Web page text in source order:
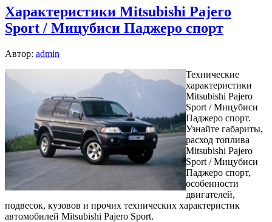
Характеристики Mitsubishi Pajero
Sport / Мицубиси Паджеро спорт
Автор: admin
Технические
характеристики
Mitsubishi Pajero
Sport / Мицубиси
Паджеро спорт.
Узнайте габариты,
расход топлива
Mitsubishi Pajero
Sport / Мицубиси
Паджеро спорт,
особенности
двигателей,
подвесок, кузовов и прочих технических характеристик
автомобилей Mitsubishi Pajero Sport.